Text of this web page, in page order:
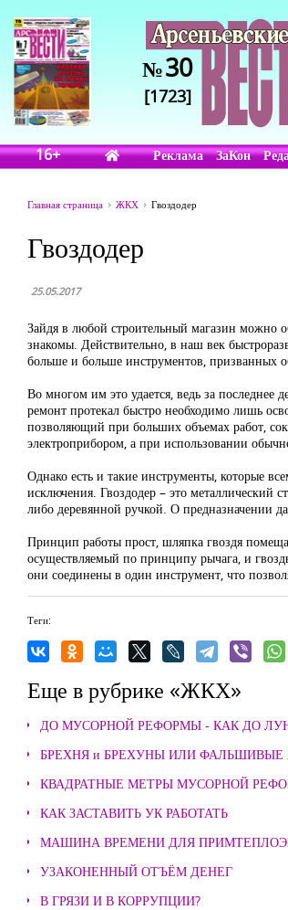
№30
[1723]
16+ Реклама ЗаКон
Главная страница ЖКХ Гвоздодер
Гвоздодер
25.05.2017
Зайдя в любой строительный магазин можно
знакомы. Действительно, в наш век
больше и больше инструментов, призванных
Во многом им это удается, ведь за последнее
ремонт протекал быстро необходимо лишь
позволяющий при больших объемах работ,
электроприбором, а при использовании
Однако есть и такие инструменты, которые
исключения. Гвоздодер – это металлический
либо деревянной ручкой. О предназначении
Принцип работы прост, шляпка гвоздя
осуществляемый по принципу рычага, и
они соединены в один инструмент, что
Теги:
Еще в рубрике «ЖКХ»
ДО МУСОРНОЙ РЕФОРМЫ - КАК ДО
БРЕХНЯ и БРЕХУНЫ ИЛИ
КВАДРАТНЫЕ МЕТРЫ МУСОРНОЙ
КАК ЗАСТАВИТЬ УК РАБОТАТЬ
МАШИНА ВРЕМЕНИ ДЛЯ
УЗАКОНЕННЫЙ ОТЪЁМ ДЕНЕГ
В ГРЯЗИ И В КОРРУПЦИИ?